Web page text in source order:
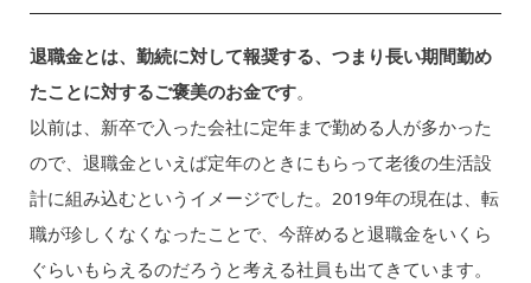
退職金とは、勤続に対して報奨する、つまり長い期間勤め
たことに対するご褒美のお金です。
以前は、新卒で入った会社に定年まで勤める人が多かった
ので、退職金といえば定年のときにもらって老後の生活設
計に組み込むというイメージでした。2019年の現在は、転
職が珍しくなくなったことで、今辞めると退職金をいくら
ぐらいもらえるのだろうと考える社員も出てきています。